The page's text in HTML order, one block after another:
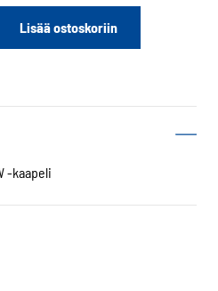
Lisää ostoskoriin
-kaapeli